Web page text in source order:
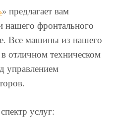
» предлагает вам
нашего фронтального
Все машины из нашего
в отличном техническом
управлением
услуг: